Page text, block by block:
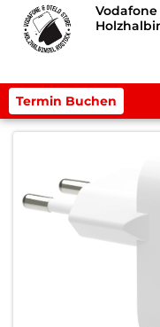
Termin Buchen